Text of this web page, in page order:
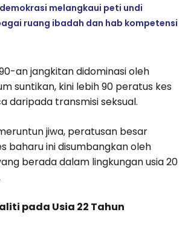
melangkaui peti undi
ruang ibadah dan hab kompetensi
an jangkitan didominasi oleh
suntikan, kini lebih 90 peratus kes
daripada transmisi seksual.
jiwa, peratusan besar
baharu ini disumbangkan oleh
berada dalam lingkungan usia 20
pada Usia 22 Tahun